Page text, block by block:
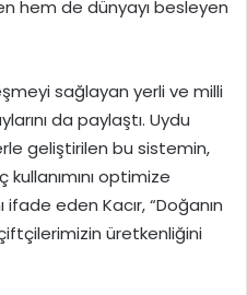
hem de dünyayı besleyen
sağlayan yerli ve milli
da paylaştı. Uydu
geliştirilen bu sistemin,
optimize
eden Kacır, “Doğanın
üretkenliğini